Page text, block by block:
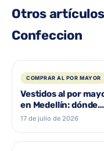
Otros
Confeccion
COMPRAR AL POR MAYOR
Vestidos al por
en Medellín: dónde
comprar y surtir tu
17 de julio de 2026